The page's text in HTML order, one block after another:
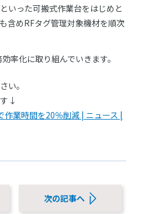
いった可搬式作業台をはじめと
含めRFタグ管理対象機材を順次
率化に取り組んでいきます。
い。
↓
作業時間を20％削減 | ニュース |
次の記事へ